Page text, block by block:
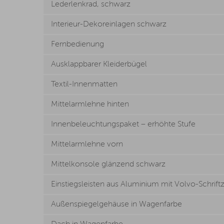
Lederlenkrad, schwarz
Interieur-Dekoreinlagen schwarz
Fernbedienung
Ausklappbarer Kleiderbügel
Textil-Innenmatten
Mittelarmlehne hinten
Innenbeleuchtungspaket – erhöhte Stufe
Mittelarmlehne vorn
Mittelkonsole glänzend schwarz
Einstiegsleisten aus Aluminium mit Volvo-
Außenspiegelgehäuse in Wagenfarbe